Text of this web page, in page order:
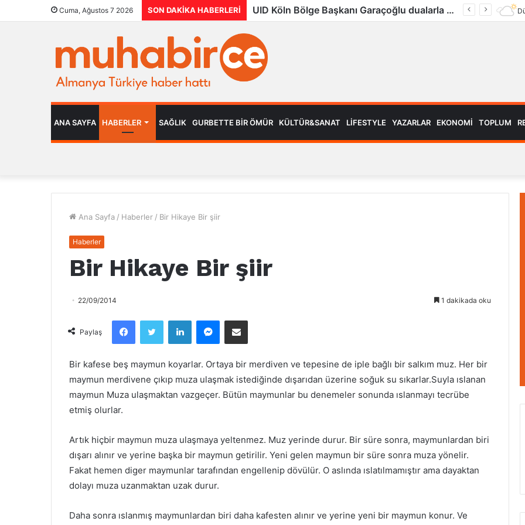
Cuma, Ağustos 7 2026 SON DAKIKA HABERLERI
ANA SAYFA HABERLER SAĞLIK GURBETTE BIR ÖMÜR KÜLTÜR&SANAT LIFESTYLE YAZARLAR EKONOMI TOPLUM
Ana Sayfa / Haberler / Bir Hikaye Bir şiir
Haberler
Bir Hikaye Bir şiir
22/09/2014 1 dakikada oku
Paylaş
Bir kafese beş maymun koyarlar. Ortaya bir merdiven ve tepesine de iple bağlı bir salkım muz. Her bir
maymun merdivene çıkıp muza ulaşmak istediğinde dışarıdan üzerine soğuk su sıkarlar.Suyla ıslanan
maymun Muza ulaşmaktan vazgeçer. Bütün maymunlar bu denemeler sonunda ıslanmayı tecrübe
etmiş olurlar.
Artık hiçbir maymun muza ulaşmaya yeltenmez. Muz yerinde durur. Bir süre sonra, maymunlardan biri
dışarı alınır ve yerine başka bir maymun getirilir. Yeni gelen maymun bir süre sonra muza yönelir.
Fakat hemen diger maymunlar tarafından engellenip dövülür. O aslında ıslatılmamıştır ama dayaktan
dolayı muza uzanmaktan uzak durur.
Daha sonra ıslanmış maymunlardan biri daha kafesten alınır ve yerine yeni bir maymun konur. Ve